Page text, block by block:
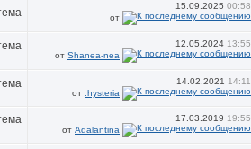
15.09.2025 00:58
от
12.05.2024 13:55
от Shanea-nea
14.02.2021 14:11
от .hysteria
17.03.2019 19:55
от Adalantina